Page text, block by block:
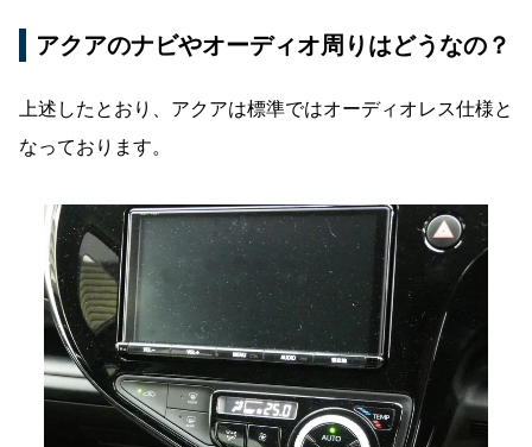
アクアのナビやオーディオ周りはどうなの？
上述したとおり、アクアは標準ではオーディオレス仕様と
なっております。